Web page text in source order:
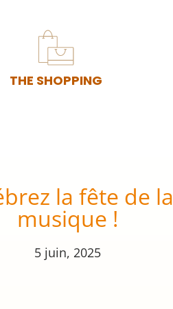
THE SHOPPING
la fête de la
musique !
5 juin, 2025